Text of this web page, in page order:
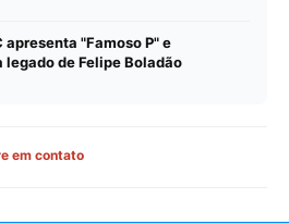
apresenta "Famoso P" e
legado de Felipe Boladão
em contato